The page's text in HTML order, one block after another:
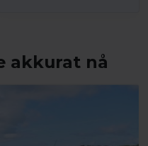
akkurat nå